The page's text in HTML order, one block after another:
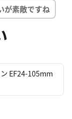
が素敵ですね
EF24-105mm